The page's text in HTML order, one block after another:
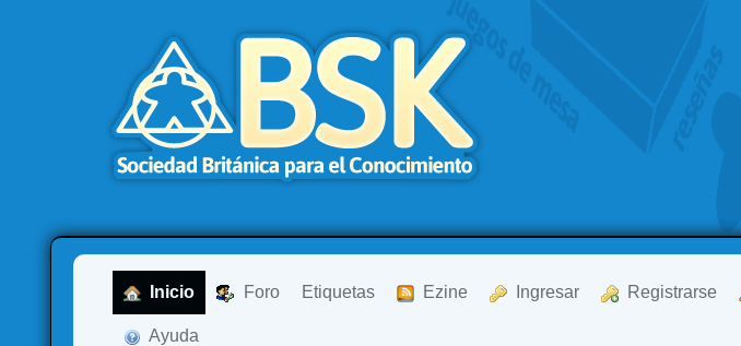
Inicio Foro Etiquetas Ezine Ingresar Registrarse
Ayuda